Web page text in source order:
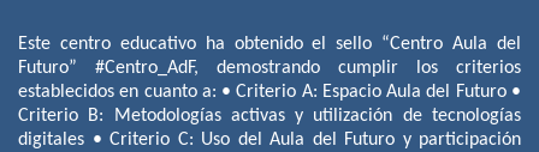
Este centro educativo ha obtenido el sello “Centro Aula del
Futuro” #Centro_AdF, demostrando cumplir los criterios
establecidos en cuanto a: • Criterio A: Espacio Aula del Futuro •
Criterio B: Metodologías activas y utilización de tecnologías
digitales • Criterio C: Uso del Aula del Futuro y participación